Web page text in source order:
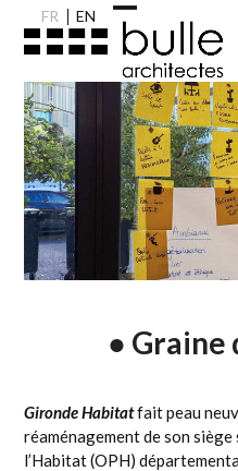
content
FR EN
Open
mobile
menu
Close
mobile
menu
● Graine
Gironde Habitatfait peau
réaménagement de son
l’Habitat (OPH)